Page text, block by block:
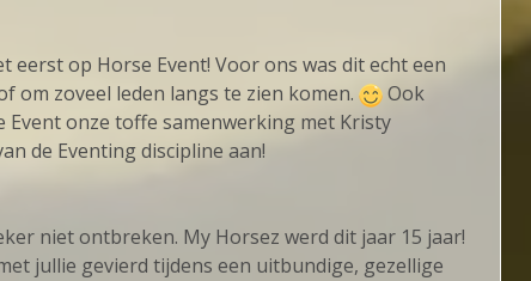
eerst op Horse Event! Voor ons was dit echt een
om zoveel leden langs te zien komen.
Ook
Event onze toffe samenwerking met Kristy
de Eventing discipline aan!
niet ontbreken. My Horsez werd dit jaar 15 jaar!
jullie gevierd tijdens een uitbundige, gezellige